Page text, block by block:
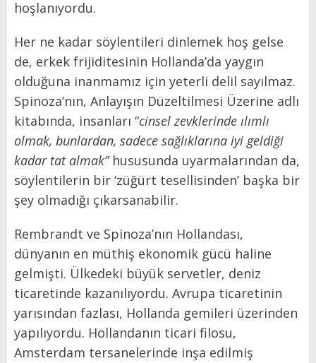
hoşlanıyordu.
Her ne kadar söylentileri dinlemek hoş gelse
de, erkek frijiditesinin Hollanda’da yaygın
olduğuna inanmamız için yeterli delil sayılmaz.
Spinoza’nın, Anlayışın Düzeltilmesi Üzerine adlı
kitabında, insanları “cinsel zevklerinde ılımlı
olmak, bunlardan, sadece sağlıklarına iyi geldiği
kadar tat almak”hususunda uyarmalarından da,
söylentilerin bir ‘züğürt tesellisinden’ başka bir
şey olmadığı çıkarsanabilir.
Rembrandt ve Spinoza’nın Hollandası,
dünyanın en müthiş ekonomik gücü haline
gelmişti. Ülkedeki büyük servetler, deniz
ticaretinde kazanılıyordu. Avrupa ticaretinin
yarısından fazlası, Hollanda gemileri üzerinden
yapılıyordu. Hollandanın ticari filosu,
Amsterdam tersanelerinde inşa edilmiş